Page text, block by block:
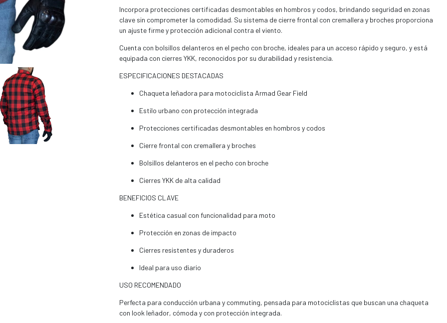
Incorpora protecciones certificadas desmontables en hombros y codos, brindando seguridad en zonas
clave sin comprometer la comodidad. Su sistema de cierre frontal con cremallera y broches proporciona
un ajuste firme y protección adicional contra el viento.
Cuenta con bolsillos delanteros en el pecho con broche, ideales para un acceso rápido y seguro, y está
equipada con cierres YKK, reconocidos por su durabilidad y resistencia.
ESPECIFICACIONES DESTACADAS
Chaqueta leñadora para motociclista Armad Gear Field
Estilo urbano con protección integrada
Protecciones certificadas desmontables en hombros y codos
Cierre frontal con cremallera y broches
Bolsillos delanteros en el pecho con broche
Cierres YKK de alta calidad
BENEFICIOS CLAVE
Estética casual con funcionalidad para moto
Protección en zonas de impacto
Cierres resistentes y duraderos
Ideal para uso diario
USO RECOMENDADO
Perfecta para conducción urbana y commuting, pensada para motociclistas que buscan una chaqueta
con look leñador, cómoda y con protección integrada.